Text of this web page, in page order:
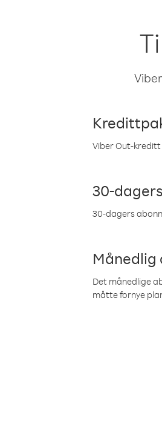
Viber Out-kreditt
30-
30-dagers
Månedlig
Det månedlige
måtte fornye